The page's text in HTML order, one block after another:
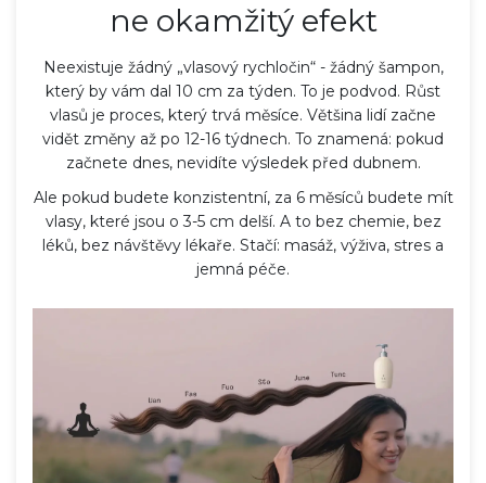
ne okamžitý efekt
Neexistuje žádný „vlasový rychločin“ - žádný šampon,
který by vám dal 10 cm za týden. To je podvod. Růst
vlasů je proces, který trvá měsíce. Většina lidí začne
vidět změny až po 12-16 týdnech. To znamená: pokud
začnete dnes, nevidíte výsledek před dubnem.
Ale pokud budete konzistentní, za 6 měsíců budete mít
vlasy, které jsou o 3-5 cm delší. A to bez chemie, bez
léků, bez návštěvy lékaře. Stačí: masáž, výživa, stres a
jemná péče.